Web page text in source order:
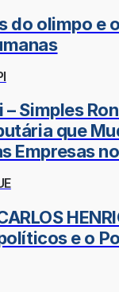
do olimpo e
– Simples
que
Empresas
e o